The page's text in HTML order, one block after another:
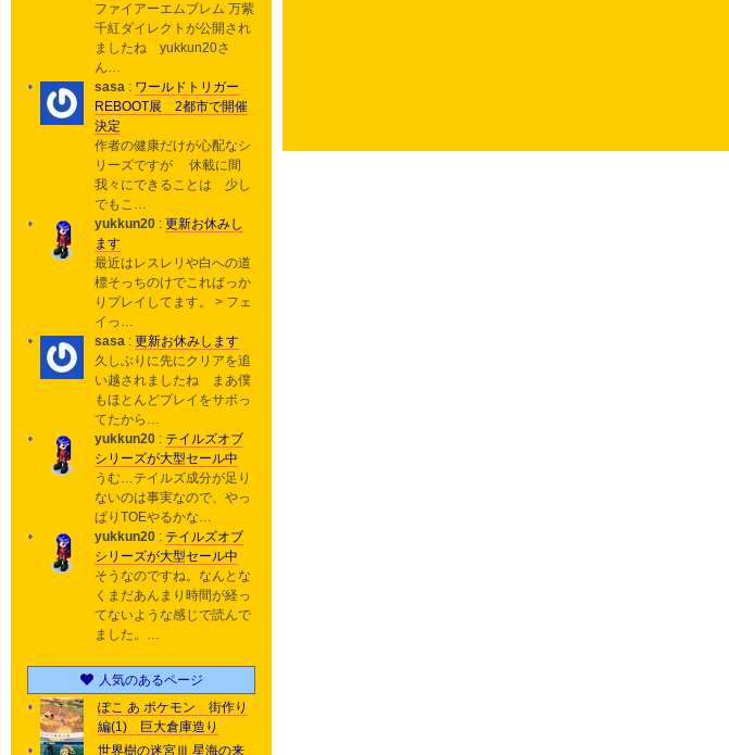
ファイアーエムブレム 万紫
千紅ダイレクトが公開され
ましたね yukkun20さ
ん…
sasa : ワールドトリガー
REBOOT展 2都市で開催
決定
作者の健康だけが心配なシ
リーズですが 休載に間
我々にできることは 少し
でもこ…
yukkun20 : 更新お休みし
ます
最近はレスレリや白への道
標そっちのけでこればっか
りプレイしてます。 > フェ
イっ…
sasa : 更新お休みします
久しぶりに先にクリアを追
い越されましたね まあ僕
もほとんどプレイをサボっ
てたから…
yukkun20 : テイルズオブ
シリーズが大型セール中
うむ…テイルズ成分が足り
ないのは事実なので、やっ
ぱりTOEやるかな…
yukkun20 : テイルズオブ
シリーズが大型セール中
そうなのですね。なんとな
くまだあんまり時間が経っ
てないような感じで読んで
ました。…
人気のあるページ
ぽこ あ ポケモン 街作り
編(1) 巨大倉庫造り
世界樹の迷宮Ⅲ 星海の来